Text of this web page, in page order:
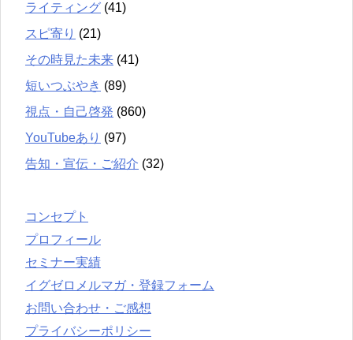
ライティング (41)
スピ寄り (21)
その時見た未来 (41)
短いつぶやき (89)
視点・自己啓発 (860)
YouTubeあり (97)
告知・宣伝・ご紹介 (32)
コンセプト
プロフィール
セミナー実績
イグゼロメルマガ・登録フォーム
お問い合わせ・ご感想
プライバシーポリシー